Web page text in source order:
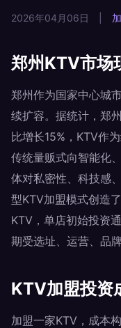
2026年04月06日
郑州KTV市场
郑州作为国家中心城
续扩容。据统计，郑
比增长15%，KTV作
传统量贩式向智能化
体对私密性、科技感
型KTV加盟模式创造
KTV，单店初始投资
期受选址、运营、品
KTV加盟投资
加盟一家KTV，成本